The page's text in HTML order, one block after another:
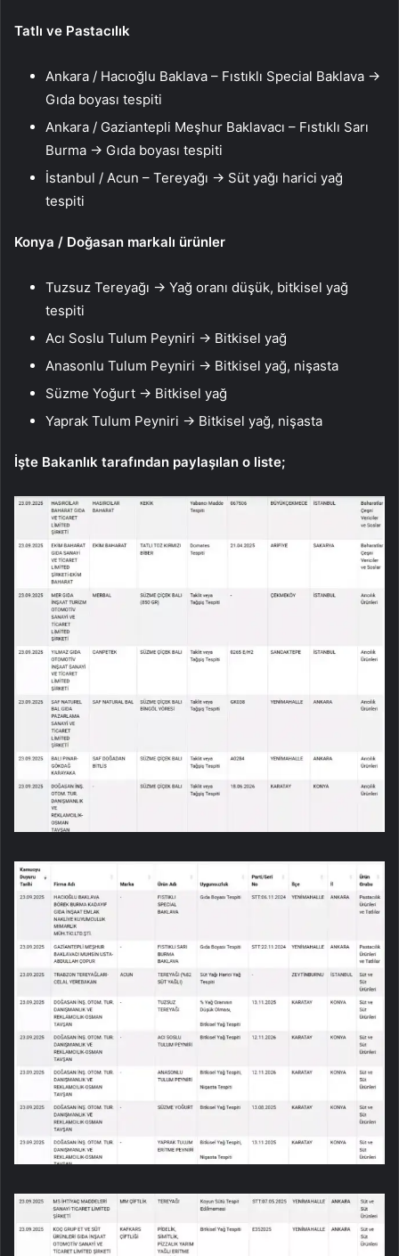
Tatlı ve Pastacılık
Ankara / Hacıoğlu Baklava – Fıstıklı Special Baklava →
Gıda boyası tespiti
Ankara / Gaziantepli Meşhur Baklavacı – Fıstıklı Sarı
Burma → Gıda boyası tespiti
İstanbul / Acun – Tereyağı → Süt yağı harici yağ
tespiti
Konya / Doğasan markalı ürünler
Tuzsuz Tereyağı → Yağ oranı düşük, bitkisel yağ
tespiti
Acı Soslu Tulum Peyniri → Bitkisel yağ
Anasonlu Tulum Peyniri → Bitkisel yağ, nişasta
Süzme Yoğurt → Bitkisel yağ
Yaprak Tulum Peyniri → Bitkisel yağ, nişasta
İşte Bakanlık tarafından paylaşılan o liste;